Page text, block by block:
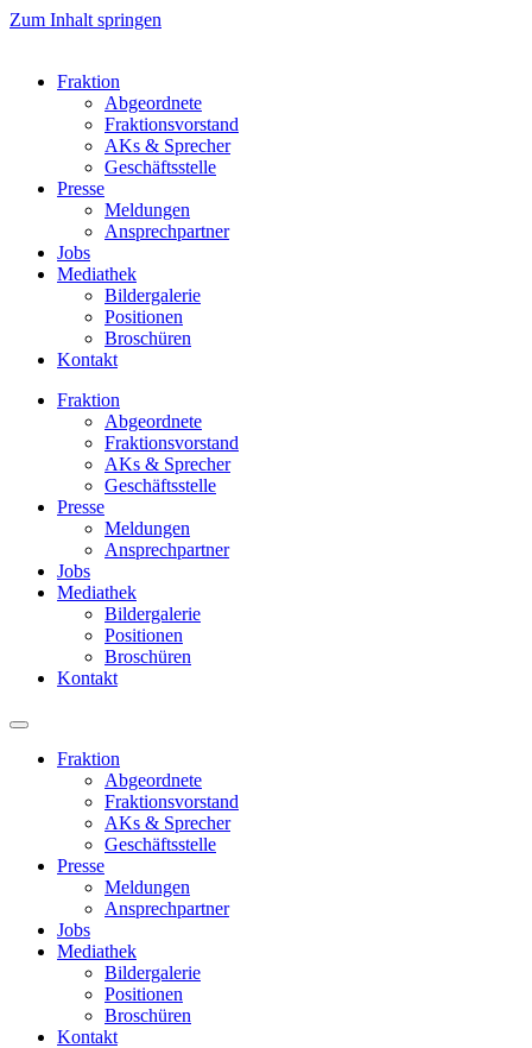
Zum Inhalt springen
Fraktion
Abgeordnete
Fraktions­vorstand
AKs & Sprecher
Geschäftsstelle
Presse
Meldungen
Ansprechpartner
Jobs
Mediathek
Bildergalerie
Positionen
Broschüren
Kontakt
Fraktion
Abgeordnete
Fraktions­vorstand
AKs & Sprecher
Geschäftsstelle
Presse
Meldungen
Ansprechpartner
Jobs
Mediathek
Bildergalerie
Positionen
Broschüren
Kontakt
Fraktion
Abgeordnete
Fraktions­vorstand
AKs & Sprecher
Geschäftsstelle
Presse
Meldungen
Ansprechpartner
Jobs
Mediathek
Bildergalerie
Positionen
Broschüren
Kontakt